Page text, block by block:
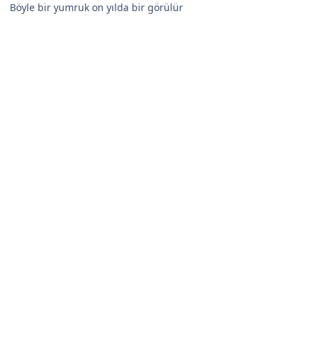
Böyle bir yumruk on yılda bir görülür